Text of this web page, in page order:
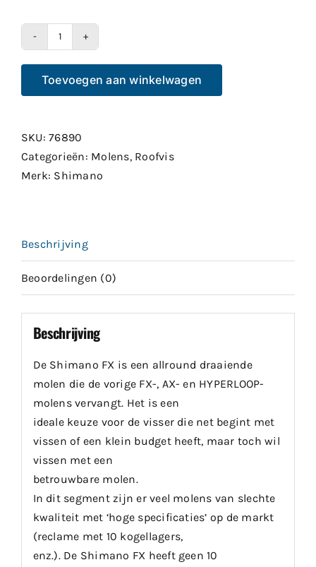
Shimano
FX
2500
Toevoegen aan winkelwagen
SKU:76890
Categorieën: Molens, Roofvis
Merk: Shimano
Beschrijving
Beoordelingen (0)
Beschrijving
De Shimano FX is een allround draaiende
molen die de vorige FX-, AX- en HYPERLOOP-
molens vervangt. Het is een
ideale keuze voor de visser die net begint met
vissen of een klein budget heeft, maar toch wil
vissen met een
betrouwbare molen.
In dit segment zijn er veel molens van slechte
kwaliteit met ‘hoge specificaties’ op de markt
(reclame met 10 kogellagers,
enz.). De Shimano FX heeft geen 10